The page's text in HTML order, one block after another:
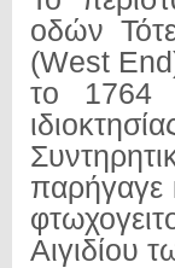
οδών
(West
το 1764
παρήγαγε
Αιγιδίου